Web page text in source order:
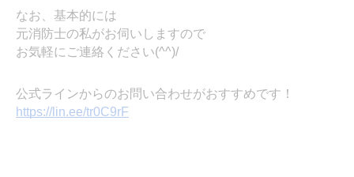
なお、基本的には
元消防士の私がお伺いしますので
お気軽にご連絡ください(^^)/
公式ラインからのお問い合わせがおすすめです！
https://lin.ee/tr0C9rF